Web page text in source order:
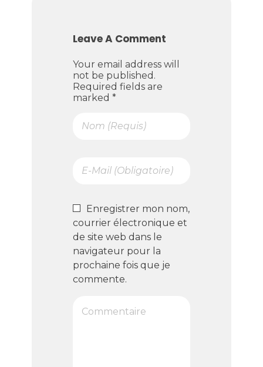
Leave A Comment
Your email address will
not be published.
Required fields are
marked *
Enregistrer mon nom,
courrier électronique et
de site web dans le
navigateur pour la
prochaine fois que je
commente.